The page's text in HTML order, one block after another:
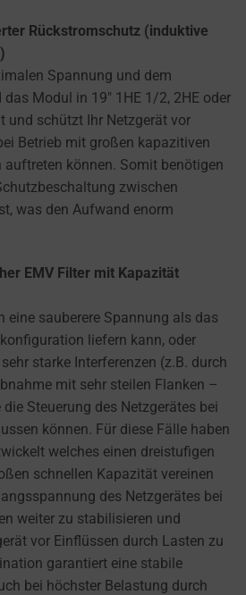
Rückstromschutz (induktive
Spannung und dem
Modul in 19″ 1HE 1/2, 2HE oder
und schützt Ihr Netzgerät vor
Betrieb mit großen kapazitiven
können. Somit benötigen
zwischen
was den Aufwand enorm
EMV Filter mit Kapazität
eine sauberere Spannung als das
liefern kann, oder
starke Interferenzen (z.B. durch
mit sehr steilen Flanken –
Steuerung des Netzgerätes bei
können. Für diese Fälle haben
welches einen dreistufigen
schnellen Kapazität vereinen
des Netzgerätes bei
weiter zu stabilisieren und
vor Einflüssen durch Lasten zu
garantiert eine stabile
bei höchster Belastung durch